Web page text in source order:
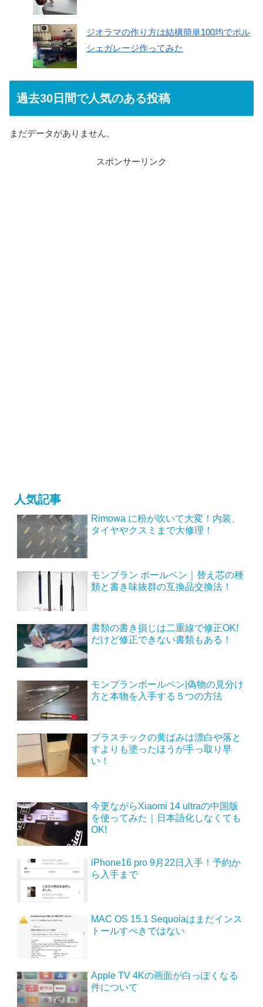
ジオラマの作り方は結構簡単100均でポル
シェガレージ作ってみた
過去30日間で人気のある投稿
まだデータがありません。
スポンサーリンク
人気記事
Rimowa に粉が吹いて大変！内装、
タイヤやクスミまで大修理！
モンブラン ボールペン｜替え芯の種
類と書き味抜群の互換品交換法！
書類の書き損じは二重線で修正OK!
だけど修正できない書類もある！
モンブランボールペン|偽物の見分け
方と本物を入手する５つの方法
プラスチックの黄ばみは漂白や落と
すよりも塗ったほうが手っ取り早
い！
今更ながらXiaomi 14 ultraの中国版
を使ってみた｜日本語化しなくても
OK!
iPhone16 pro 9月22日入手！予約か
ら入手まで
MAC OS 15.1 Sequoiaはまだインス
トールすべきではない
Apple TV 4Kの画面が白っぽくなる
件について